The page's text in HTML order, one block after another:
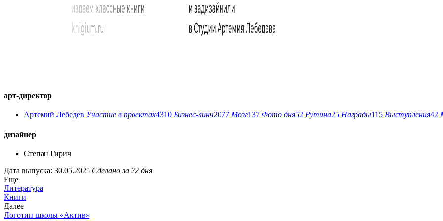
арт-директор
Артемий Лебедев Участие в проектах4310 Бизнес-линч2077 Мозг137 Фото дня52 Рутина25 Награды115 Выступления42
дизайнер
Степан Гирич
Дата выпуска: 30.05.2025 Сделано за 22 дня
Еще
Литература
Книги
Далее
Логотип школы «Актив»